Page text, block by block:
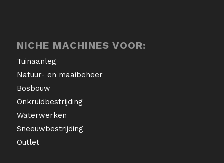
NICHE MACHINES VOOR:
Tuinaanleg
Natuur- en maaibeheer
Bosbouw
Onkruidbestrijding
Waterwerken
Sneeuwbestrijding
Outlet